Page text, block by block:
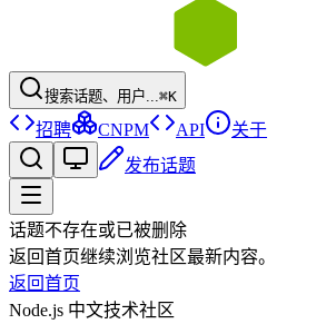
搜索话题、用户...⌘K
招聘 CNPM API
关于
发布话题
话题不存在或已被删除
返回首页继续浏览社区最新内容。
返回首页
Node.js 中文技术社区